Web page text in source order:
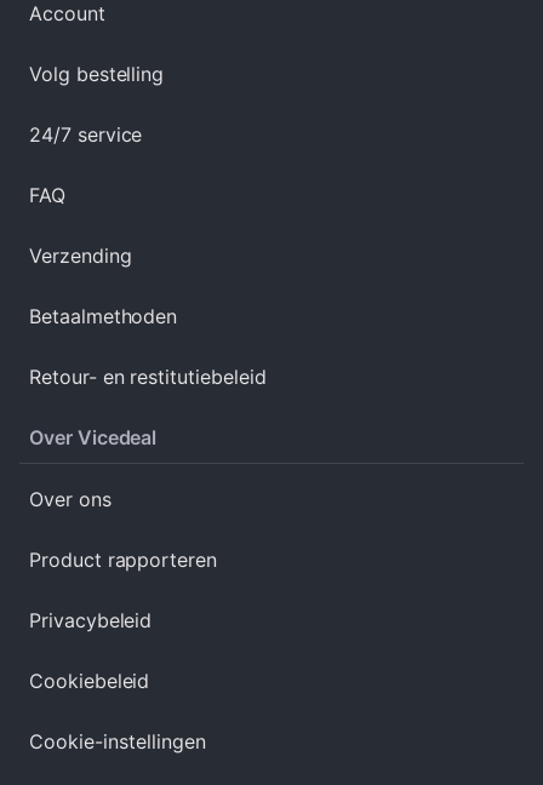
Account
Volg bestelling
24/7 service
FAQ
Verzending
Betaalmethoden
Retour- en restitutiebeleid
Over Vicedeal
Over ons
Product rapporteren
Privacybeleid
Cookiebeleid
Cookie-instellingen